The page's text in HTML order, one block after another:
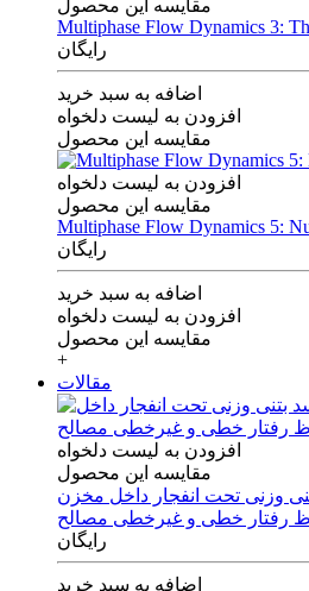
مقایسه این محصول
Multiphase Flow Dynamics 3:
رایگان
اضافه به سبد خرید
افزودن به لیست دلخواه
مقایسه این محصول
افزودن به لیست دلخواه
مقایسه این محصول
Multiphase Flow Dynamics 5:
رایگان
اضافه به سبد خرید
افزودن به لیست دلخواه
مقایسه این محصول
+
مقالات
افزودن به لیست دلخواه
مقایسه این محصول
وزنی تحت انفجار داخل مخزن
رفتار خطی و غیرخطی مصالح
رایگان
اضافه به سبد خرید